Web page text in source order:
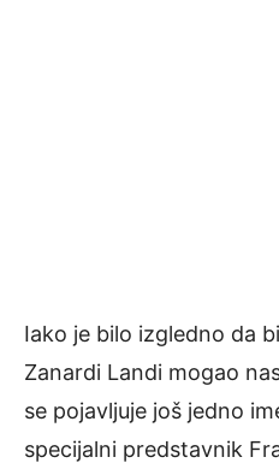
Iako je bilo izgledno da
Zanardi Landi mogao
se pojavljuje još jedno
specijalni predstavnik